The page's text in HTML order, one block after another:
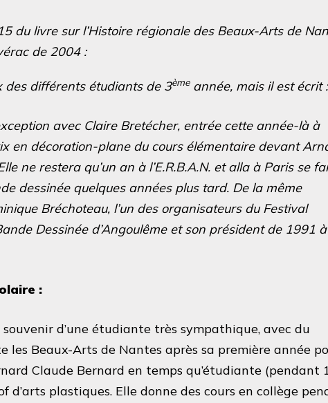
du livre sur l’Histoire régionale des Beaux-Arts de
de 2004 :
des différents étudiants de 3èmeannée, mais il est écrit
avec Claire Bretécher, entrée cette année-là à
en décoration-plane du cours élémentaire devant
ne restera qu’un an à l’E.R.B.A.N. et alla à Paris se
dessinée quelques années plus tard. De la même
Bréchoteau, l’un des organisateurs du Festival
Dessinée d’Angoulême et son président de 1991 à
:
d’une étudiante très sympathique, avec du
les Beaux-Arts de Nantes après sa première année
Claude Bernard en temps qu’étudiante (pendant
d’arts plastiques. Elle donne des cours en collège